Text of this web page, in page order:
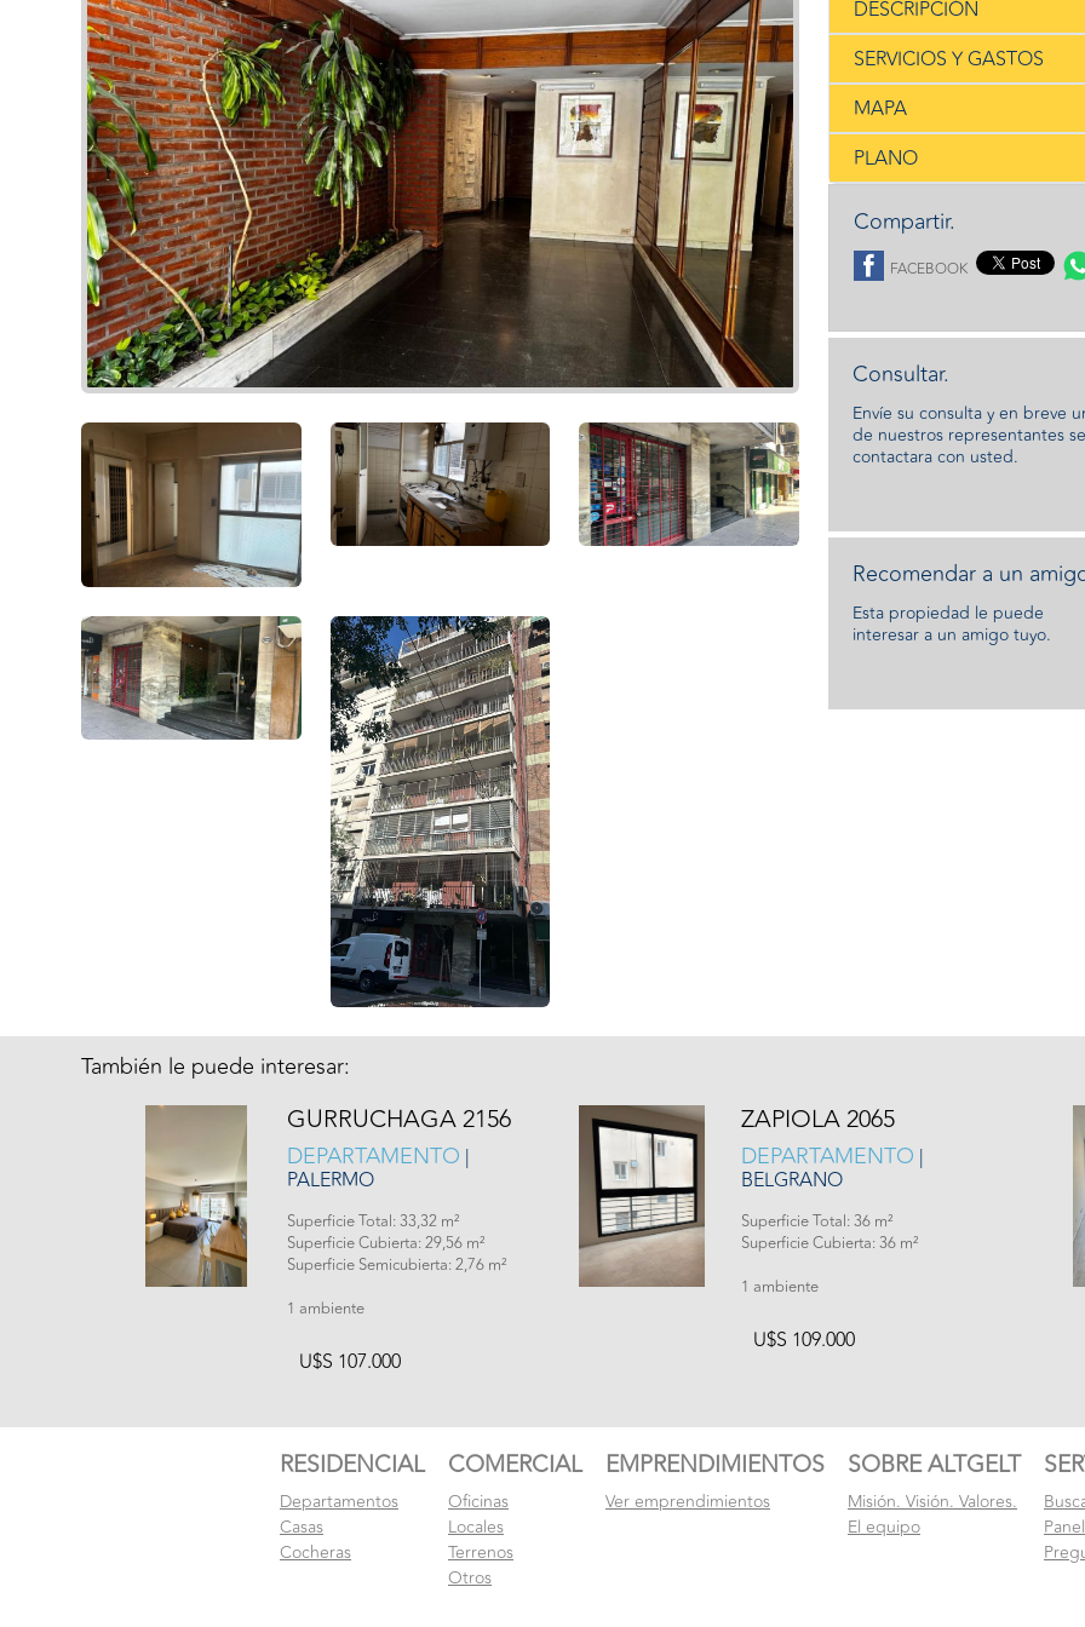
DESCRIPCIÓN
SERVICIOS Y GASTOS
MAPA
PLANO
Compartir.
FACEBOOK
Consultar.
Envíe su consulta y en breve
de nuestros representantes se
contactara con usted.
Recomendar a un
Esta propiedad le puede
interesar a un amigo tuyo.
También le puede interesar:
GURRUCHAGA 2156
DEPARTAMENTO |
PALERMO
Superficie Total: 33,32 m²
Superficie Cubierta: 29,56 m²
Superficie Semicubierta: 2,76 m²
1 ambiente
U$S 107.000
ZAPIOLA 2065
DEPARTAMENTO |
BELGRANO
Superficie Total: 36 m²
Superficie Cubierta: 36 m²
1 ambiente
U$S 109.000
RESIDENCIAL
Departamentos
Casas
Cocheras
COMERCIAL
Oficinas
Locales
Terrenos
Otros
EMPRENDIMIENTOS
Ver emprendimientos
SOBRE ALTGELT
Misión. Visión. Valores.
El equipo